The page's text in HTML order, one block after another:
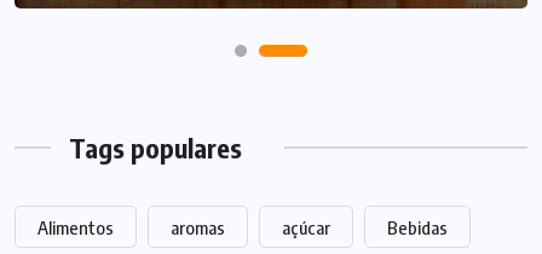
Tags populares
Alimentos aromas açúcar Bebidas